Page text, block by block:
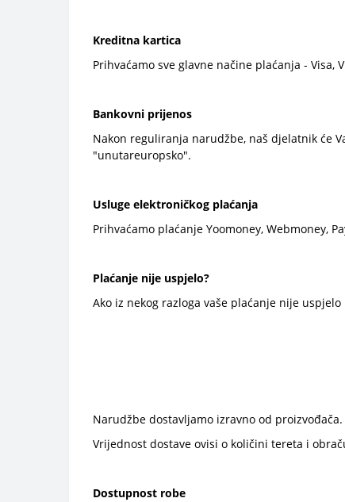
Kreditna kartica
Prihvaćamo sve glavne načine plaćanja - Visa,
Bankovni prijenos
Nakon reguliranja narudžbe, naš djelatnik će
"unutareuropsko".
Usluge elektroničkog plaćanja
Prihvaćamo plaćanje Yoomoney, Webmoney,
Plaćanje nije uspjelo?
Ako iz nekog razloga vaše plaćanje nije
Narudžbe dostavljamo izravno od
Vrijednost dostave ovisi o količini tereta i
Dostupnost robe